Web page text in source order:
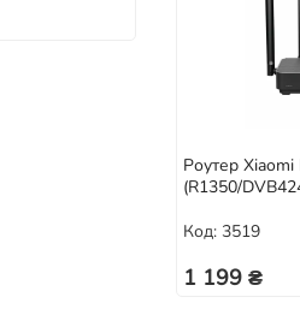
Роутер
(R1350/
Код: 3519
1 199 ₴